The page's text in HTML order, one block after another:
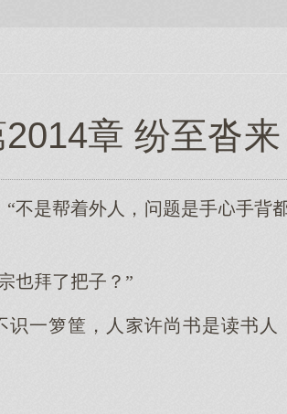
章 纷至沓来
不是帮着外人，问题是手手
拜了子？”
一箩筐，人许尚书是读书